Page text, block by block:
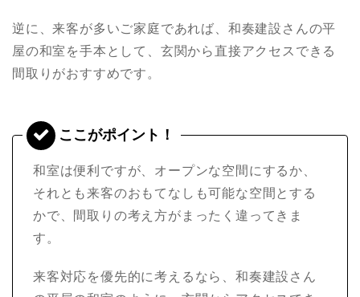
逆に、来客が多いご家庭であれば、和奏建設さんの平
屋の和室を手本として、玄関から直接アクセスできる
間取りがおすすめです。
和室は便利ですが、オープンな空間にするか、
それとも来客のおもてなしも可能な空間とする
かで、間取りの考え方がまったく違ってきま
す。
来客対応を優先的に考えるなら、和奏建設さん